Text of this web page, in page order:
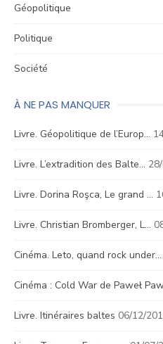
Géopolitique
Politique
Société
À NE PAS MANQUER
Livre. Géopolitique de l’Europ…
Livre. L’extradition des Balte…
Livre. Dorina Roşca, Le grand …
Livre. Christian Bromberger, L…
Cinéma. Leto, quand rock under…
Cinéma : Cold War de Paweł
Livre. Itinéraires baltes 06/12/